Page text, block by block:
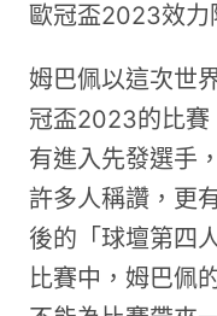
歐冠盃2023效力
姆巴佩以這次世
冠盃2023的比賽
有進入先發選手
許多人稱讚，更
後的「球壇第四
比賽中，姆巴佩